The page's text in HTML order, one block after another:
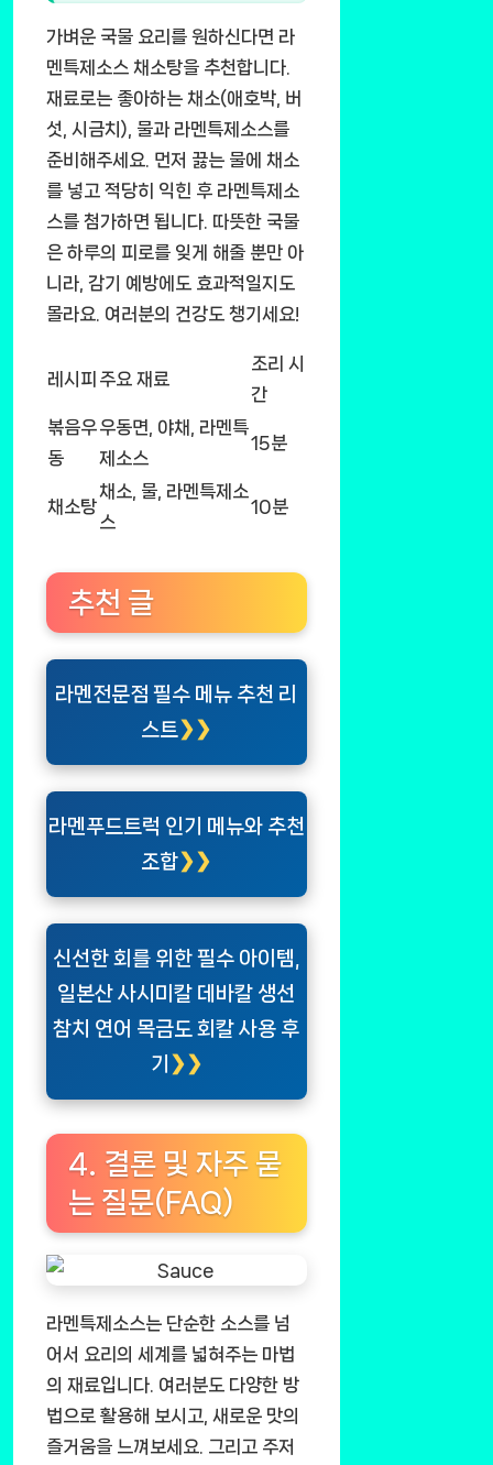
가벼운 국물 요리를 원하신다면 라
멘특제소스 채소탕을 추천합니다.
재료로는 좋아하는 채소(애호박, 버
섯, 시금치), 물과 라멘특제소스를
준비해주세요. 먼저 끓는 물에 채소
를 넣고 적당히 익힌 후 라멘특제소
스를 첨가하면 됩니다. 따뜻한 국물
은 하루의 피로를 잊게 해줄 뿐만 아
니라, 감기 예방에도 효과적일지도
몰라요. 여러분의 건강도 챙기세요!
레시피 주요 재료
조리 시
간
볶음우
동
우동면, 야채, 라멘특
제소스
15분
채소탕
채소, 물, 라멘특제소
스
10분
추천 글
라멘전문점 필수 메뉴 추천 리
스트
라멘푸드트럭 인기 메뉴와 추천
조합
신선한 회를 위한 필수 아이템,
일본산 사시미칼 데바칼 생선
참치 연어 목금도 회칼 사용 후
기
4. 결론 및 자주 묻
는 질문(FAQ)
라멘특제소스는 단순한 소스를 넘
어서 요리의 세계를 넓혀주는 마법
의 재료입니다. 여러분도 다양한 방
법으로 활용해 보시고, 새로운 맛의
즐거움을 느껴보세요. 그리고 주저